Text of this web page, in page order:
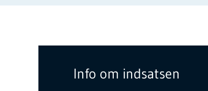
Info om indsatsen